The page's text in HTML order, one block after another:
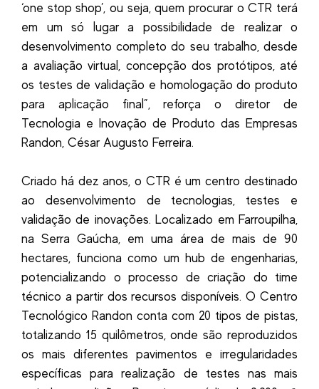
‘one stop shop’, ou seja, quem procurar o CTR terá
em um só lugar a possibilidade de realizar o
desenvolvimento completo do seu trabalho, desde
a avaliação virtual, concepção dos protótipos, até
os testes de validação e homologação do produto
para aplicação final”, reforça o diretor de
Tecnologia e Inovação de Produto das Empresas
Randon, César Augusto Ferreira.
Criado há dez anos, o CTR é um centro destinado
ao desenvolvimento de tecnologias, testes e
validação de inovações. Localizado em Farroupilha,
na Serra Gaúcha, em uma área de mais de 90
hectares, funciona como um hub de engenharias,
potencializando o processo de criação do time
técnico a partir dos recursos disponíveis. O Centro
Tecnológico Randon conta com 20 tipos de pistas,
totalizando 15 quilômetros, onde são reproduzidos
os mais diferentes pavimentos e irregularidades
específicas para realização de testes nas mais